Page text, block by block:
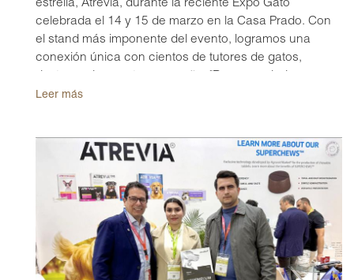
estrella, Atrevia, durante la reciente Expo Gato
celebrada el 14 y 15 de marzo en la Casa Prado. Con
el stand más imponente del evento, logramos una
conexión única con cientos de tutores de gatos,
veterinarios, aprobado por Chayanne".
Leer más